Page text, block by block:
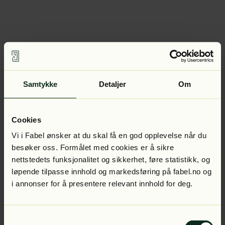
Samtykke Detaljer Om
Cookies
Vi i Fabel ønsker at du skal få en god opplevelse når du
besøker oss. Formålet med cookies er å sikre
nettstedets funksjonalitet og sikkerhet, føre statistikk, og
løpende tilpasse innhold og markedsføring på fabel.no og
i annonser for å presentere relevant innhold for deg.